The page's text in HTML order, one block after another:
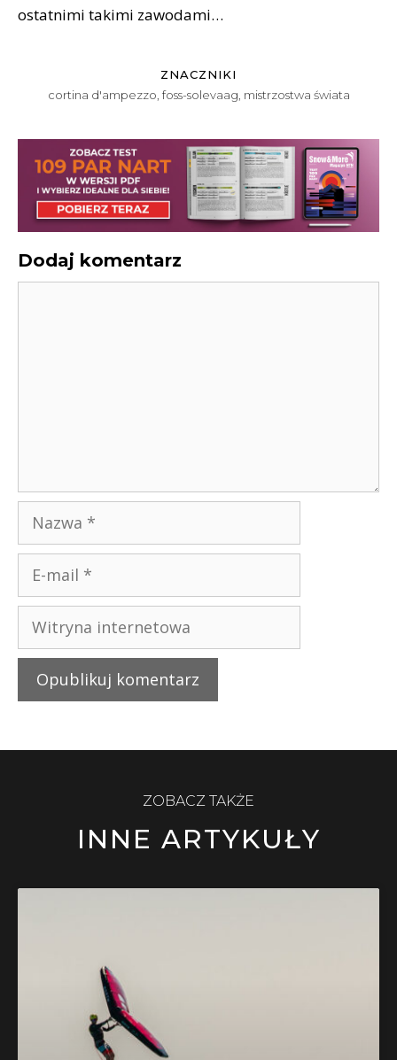
ostatnimi takimi zawodami…
ZNACZNIKI
cortina d'ampezzo foss-solevaag mistrzostwa świata
Dodaj komentarz
ZOBACZ TAKŻE
INNE ARTYKUŁY